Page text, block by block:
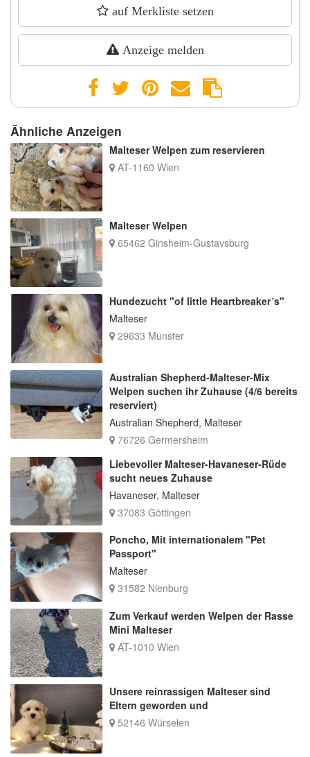
auf Merkliste setzen
Anzeige melden
Ähnliche Anzeigen
Malteser Welpen zum reservieren
AT-1160 Wien
Malteser Welpen
65462 Ginsheim-Gustavsburg
Hundezucht "of little Heartbreaker´s"
Malteser
29633 Munster
Australian Shepherd-Malteser-Mix
Welpen suchen ihr Zuhause (4/6 bereits
reserviert)
Australian Shepherd, Malteser
76726 Germersheim
Liebevoller Malteser-Havaneser-Rüde
sucht neues Zuhause
Havaneser, Malteser
37083 Göttingen
Poncho, Mit internationalem "Pet
Passport"
Malteser
31582 Nienburg
Zum Verkauf werden Welpen der Rasse
Mini Malteser
AT-1010 Wien
Unsere reinrassigen Malteser sind
Eltern geworden und
52146 Würselen